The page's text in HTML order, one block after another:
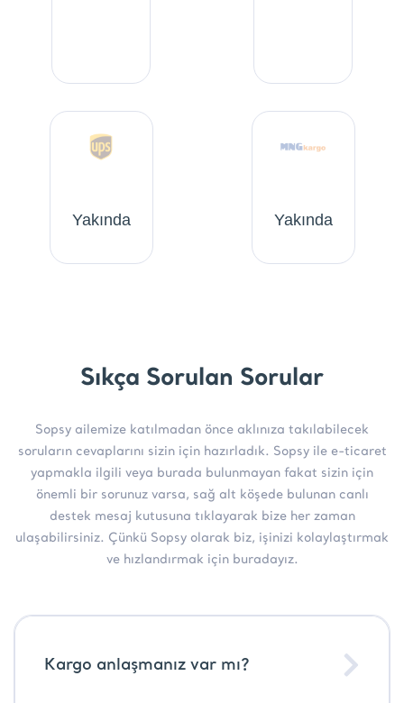
Yakında Yakında
Sıkça Sorulan Sorular
Sopsy ailemize katılmadan önce aklınıza takılabilecek
soruların cevaplarını sizin için hazırladık. Sopsy ile e-ticaret
yapmakla ilgili veya burada bulunmayan fakat sizin için
önemli bir sorunuz varsa, sağ alt köşede bulunan canlı
destek mesaj kutusuna tıklayarak bize her zaman
ulaşabilirsiniz. Çünkü Sopsy olarak biz, işinizi kolaylaştırmak
ve hızlandırmak için buradayız.
Kargo anlaşmanız var mı?